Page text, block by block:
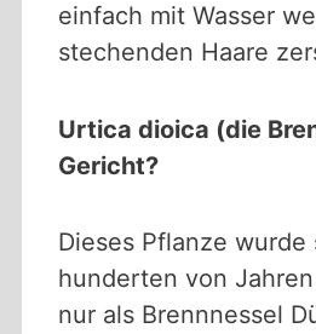
einfach mit Wasser
stechenden Haare
Urtica dioica (die
Gericht?
Dieses Pflanze wurde
hunderten von
nur als Brennnessel